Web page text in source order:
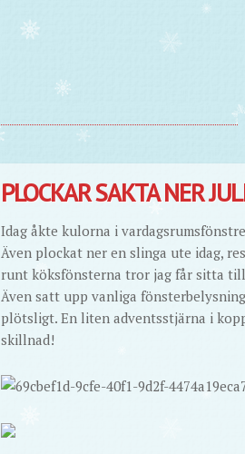
PLOCKAR SAKTA NER
Idag åkte kulorna i
Även plockat ner en slinga ute idag,
runt köksfönsterna tror jag får sitta
Även satt upp vanliga
plötsligt. En liten adventsstjärna i
skillnad!